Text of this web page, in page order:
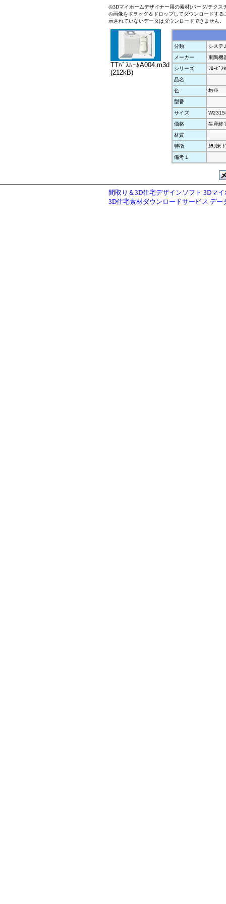
◎3Dマイホームデザイナー用の素材(パーツ/テクス
◎画像をドラッグ＆ドロップしてダウンロードす
示されていないデータはダウンロードできません。
TTﾊﾞｽﾙｰﾑA004.m3d
(212kB)
分類
システ
メーカー
東陶機
シリーズ
ﾌﾛｰﾋﾟｱ
品名
色
ﾎﾜｲﾄ
型番
サイズ
価格
生産終
材質
特徴
ｶﾗﾘ床
備考１
間取り＆3D住宅デザインソフト 3Dマ
3D住宅素材ダウンロードサービス デー